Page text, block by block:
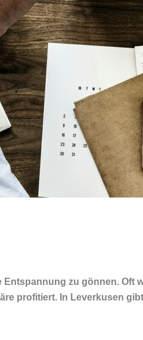
zu gönnen. Oft
profitiert. In Leverkusen